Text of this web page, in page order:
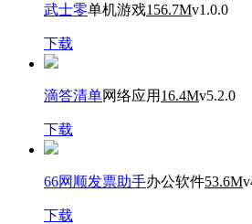
武士零单机游戏156.7Mv1.0.0
下载
滴答清单网络应用 16.4Mv5.2.0
下载
66网顺发票助手办公软件53.6M
下载